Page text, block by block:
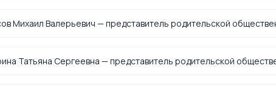
Михаил Валерьевич — представитель родительской
Татьяна Сергеевна — представитель родительской